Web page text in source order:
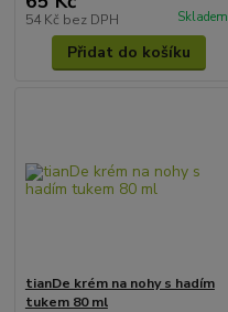
54 Kč bez DPH Skladem
Přidat do košíku
tianDe krém na nohy s hadím
tukem 80 ml